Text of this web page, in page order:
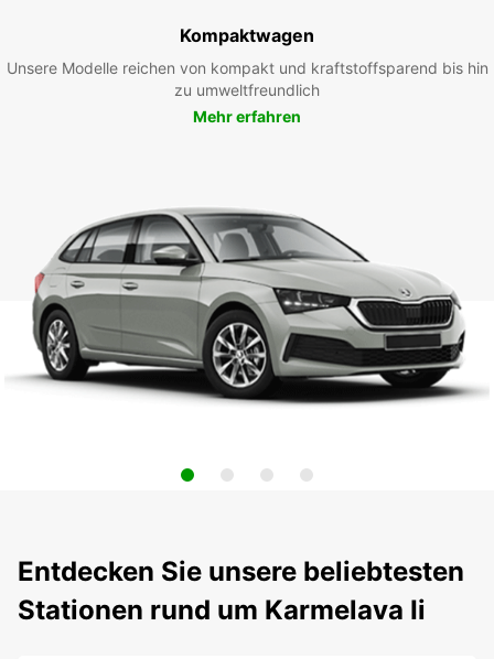
Kompaktwagen
Unsere Modelle reichen von kompakt und kraftstoffsparend bis hin
zu umweltfreundlich
Mehr erfahren
Entdecken Sie unsere beliebtesten
Stationen rund um Karmelava Ii